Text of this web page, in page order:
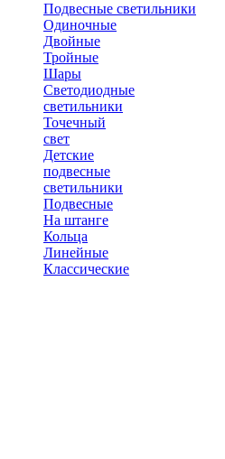
Подвесные светильники
Одиночные
Двойные
Тройные
Шары
Светодиодные
светильники
Точечный
свет
Детские
подвесные
светильники
Подвесные
На штанге
Кольца
Линейные
Классические